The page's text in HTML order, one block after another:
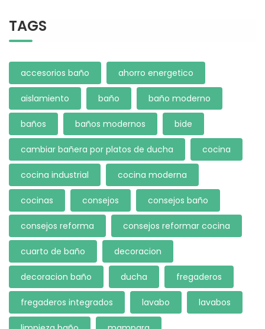
TAGS
accesorios baño ahorro energetico
aislamiento baño baño moderno
baños baños modernos bide
cambiar bañera por platos de ducha cocina
cocina industrial cocina moderna
cocinas consejos consejos baño
consejos reforma consejos reformar cocina
cuarto de baño decoracion
decoracion baño ducha fregaderos
fregaderos integrados lavabo lavabos